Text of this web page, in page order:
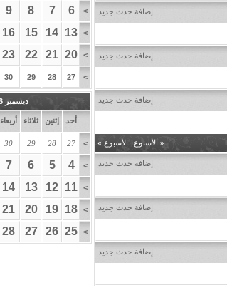
إضافة حدث جديد
إضافة حدث جديد
إضافة حدث جديد
«الأسبوع الأسبوع »
إضافة حدث جديد
إضافة حدث جديد
إضافة حدث جديد
>
6
7
8
9
>
13
14
15
16
>
20
21
22
23
>
27
28
29
30
ديسمبر 2016
أحد إثنين ثلاثاء أربعاء
>
27
28
29
30
>
4
5
6
7
>
11
12
13
14
>
18
19
20
21
>
25
26
27
28